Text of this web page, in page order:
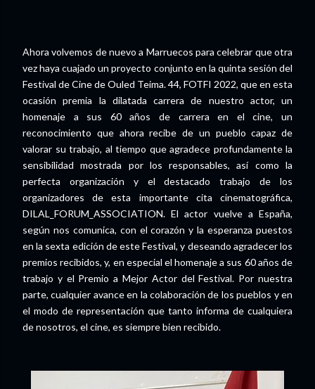
Ahora volvemos de nuevo a Marruecos para celebrar que otra
vez haya cuajado un proyecto conjunto en la quinta sesión del
Festival de Cine de Ouled Teima. 44, FOTFI 2022, que en esta
ocasión premia la dilatada carrera de nuestro actor, un
homenaje a sus 60 años de carrera en el cine, un
reconocimiento que ahora recibe de un pueblo capaz de
valorar su trabajo, al tiempo que agradece profundamente la
sensibilidad mostrada por los responsables, así como la
perfecta organización y el destacado trabajo de los
organizadores de esta importante cita cinematográfica,
DILAL_FORUM_ASSOCIATION. El actor vuelve a España,
según nos comunica, con el corazón y la esperanza puestos
en la sexta edición de este Festival, y deseando agradecer los
premios recibidos, y, en especial el homenaje a sus 60 años de
trabajo y el Premio a Mejor Actor del Festival. Por nuestra
parte, cualquier avance en la colaboración de los pueblos y en
el modo de representación que tanto informa de cualquiera
de nosotros, el cine, es siempre bien recibido.